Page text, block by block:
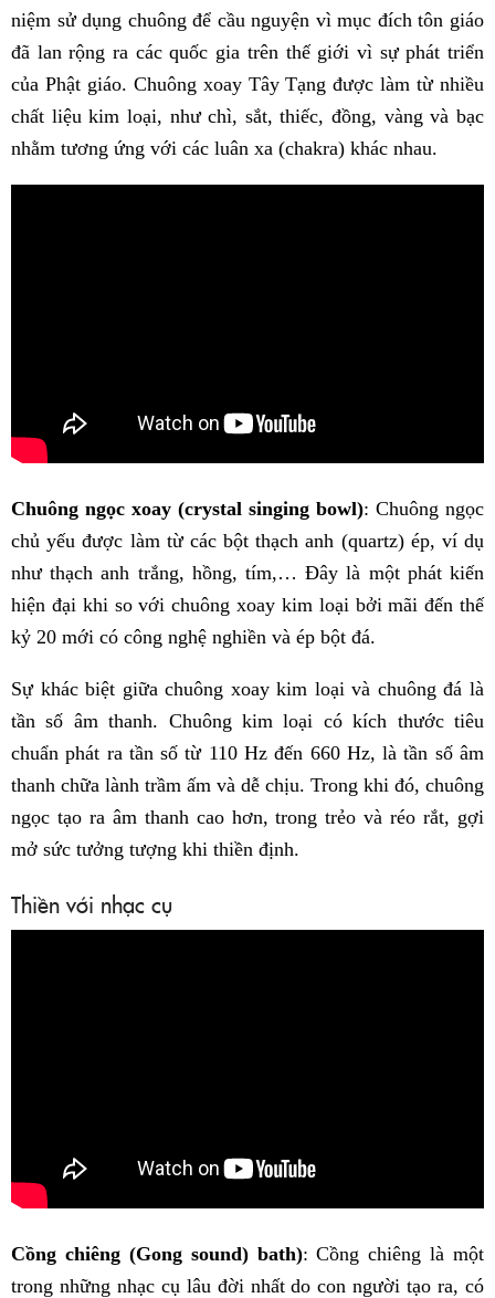
niệm sử dụng chuông để cầu nguyện vì mục đích tôn giáo
đã lan rộng ra các quốc gia trên thế giới vì sự phát triển
của Phật giáo. Chuông xoay Tây Tạng được làm từ nhiều
chất liệu kim loại, như chì, sắt, thiếc, đồng, vàng và bạc
nhằm tương ứng với các luân xa (chakra) khác nhau.
Chuông ngọc xoay (crystal singing bowl): Chuông ngọc
chủ yếu được làm từ các bột thạch anh (quartz) ép, ví dụ
như thạch anh trắng, hồng, tím,… Đây là một phát kiến
hiện đại khi so với chuông xoay kim loại bởi mãi đến thế
kỷ 20 mới có công nghệ nghiền và ép bột đá.
Sự khác biệt giữa chuông xoay kim loại và chuông đá là
tần số âm thanh. Chuông kim loại có kích thước tiêu
chuẩn phát ra tần số từ 110 Hz đến 660 Hz, là tần số âm
thanh chữa lành trầm ấm và dễ chịu. Trong khi đó, chuông
ngọc tạo ra âm thanh cao hơn, trong trẻo và réo rắt, gợi
mở sức tưởng tượng khi thiền định.
Thiền với nhạc cụ
Cồng chiêng (Gong sound) bath): Cồng chiêng là một
trong những nhạc cụ lâu đời nhất do con người tạo ra, có